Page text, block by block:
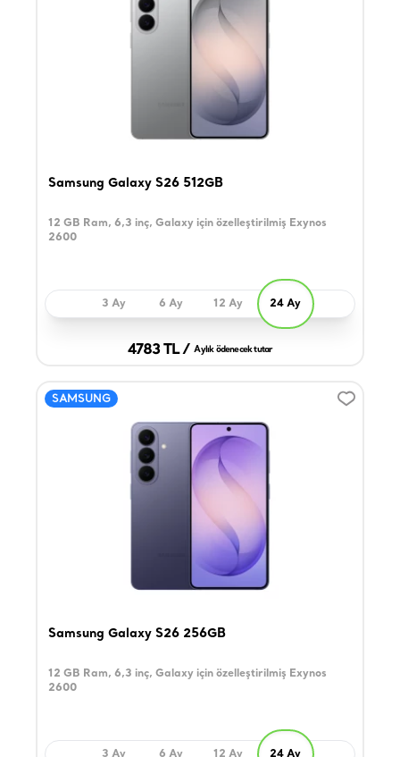
Samsung Galaxy S26 512GB
12 GB Ram, 6,3 inç, Galaxy için özelleştirilmiş Exynos
2600
3 Ay 6 Ay 12 Ay 24 Ay
4783 TL / Aylık ödenecek tutar
SAMSUNG
Samsung Galaxy S26 256GB
12 GB Ram, 6,3 inç, Galaxy için özelleştirilmiş Exynos
2600